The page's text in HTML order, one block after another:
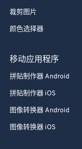
裁剪图片
颜色选择器
移动应用程序
拼贴制作器 Android
拼贴制作器 iOS
图像转换器 Android
图像转换器 iOS